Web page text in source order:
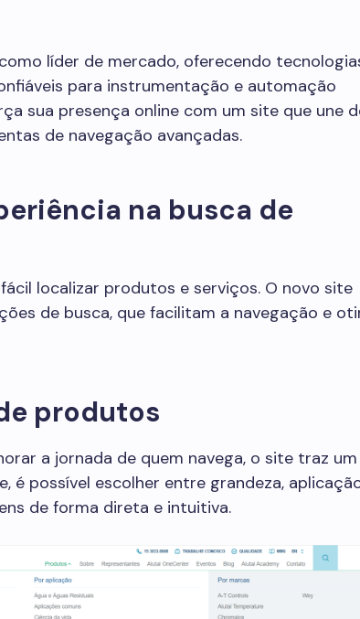
líder de mercado, oferecendo
para instrumentação e automação
sua presença online com um site que une
de navegação avançadas.
na busca de
localizar produtos e serviços. O novo site
de busca, que facilitam a navegação e
produtos
a jornada de quem navega, o site traz
é possível escolher entre grandeza,
de forma direta e intuitiva.